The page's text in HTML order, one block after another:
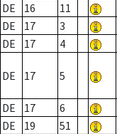
DE
16 11
DE
17 3
DE
17 4
DE 17 5
DE 17 6
DE
19 51